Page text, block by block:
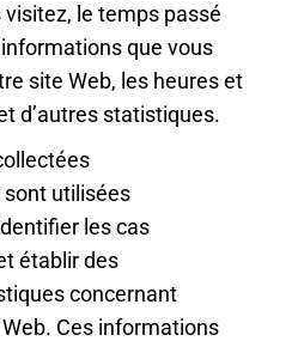
le temps passé
que vous
site Web, les heures et
d’autres statistiques.
utilisées
les cas
établir des
concernant
Web. Ces informations